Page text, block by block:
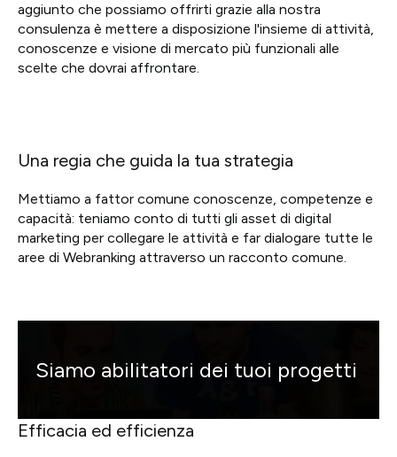
aggiunto che possiamo offrirti grazie alla nostra
consulenza è mettere a disposizione l'insieme di attività,
conoscenze e visione di mercato più funzionali alle
scelte che dovrai affrontare.
Una regia che guida la tua strategia
Mettiamo a fattor comune conoscenze, competenze e
capacità: teniamo conto di tutti gli asset di digital
marketing per collegare le attività e far dialogare tutte le
aree di Webranking attraverso un racconto comune.
Siamo abilitatori dei tuoi progetti
Efficacia ed efficienza